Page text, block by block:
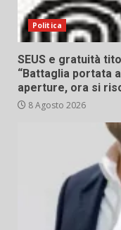
Politica
SEUS e gratuità
“Battaglia portata
aperture, ora si
8 Agosto 2026